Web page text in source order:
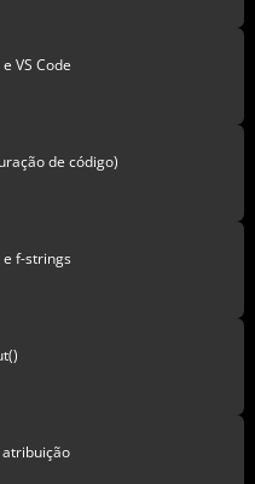
VS Code
de código)
e f-strings
atribuição